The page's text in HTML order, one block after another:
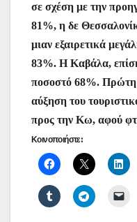
σε σχέση με την
81%, η δε
μιαν εξαιρετικά
83%. Η Καβάλα,
ποσοστό 68%. Πρώτη
αύξηση του
προς την Κω, αφού
Κοινοποιήστε: